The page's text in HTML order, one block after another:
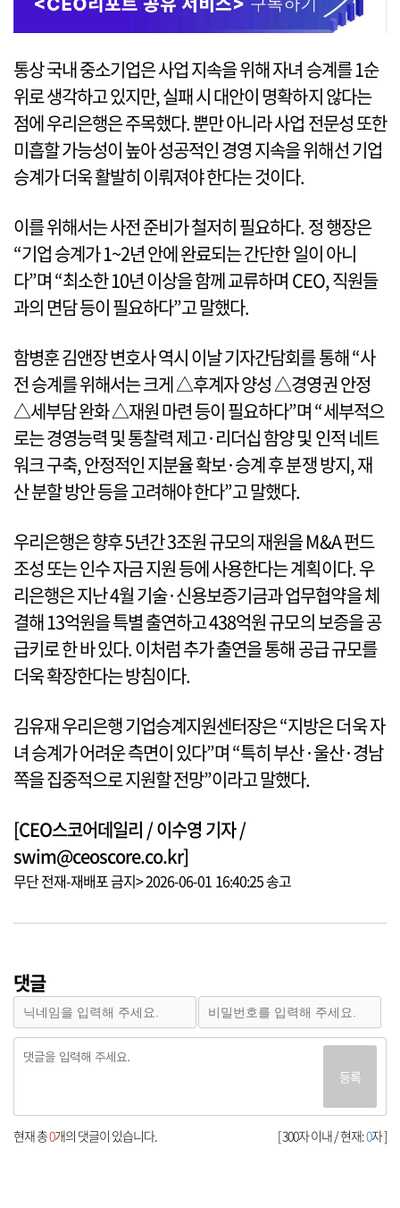
통상 국내 중소기업은 사업 지속을 위해 자녀 승계를 1순
위로 생각하고 있지만, 실패 시 대안이 명확하지 않다는
점에 우리은행은 주목했다. 뿐만 아니라 사업 전문성 또한
미흡할 가능성이 높아 성공적인 경영 지속을 위해선 기업
승계가 더욱 활발히 이뤄져야 한다는 것이다.
이를 위해서는 사전 준비가 철저히 필요하다. 정 행장은
“기업 승계가 1~2년 안에 완료되는 간단한 일이 아니
다”며 “최소한 10년 이상을 함께 교류하며 CEO, 직원들
과의 면담 등이 필요하다”고 말했다.
함병훈 김앤장 변호사 역시 이날 기자간담회를 통해 “사
전 승계를 위해서는 크게 △후계자 양성 △경영권 안정
△세부담 완화 △재원 마련 등이 필요하다”며 “세부적으
로는 경영능력 및 통찰력 제고·리더십 함양 및 인적 네트
워크 구축, 안정적인 지분율 확보·승계 후 분쟁 방지, 재
산 분할 방안 등을 고려해야 한다”고 말했다.
우리은행은 향후 5년간 3조원 규모의 재원을 M&A 펀드
조성 또는 인수 자금 지원 등에 사용한다는 계획이다. 우
리은행은 지난 4월 기술·신용보증기금과 업무협약을 체
결해 13억원을 특별 출연하고 438억원 규모의 보증을 공
급키로 한 바 있다. 이처럼 추가 출연을 통해 공급 규모를
더욱 확장한다는 방침이다.
김유재 우리은행 기업승계지원센터장은 “지방은 더욱 자
녀 승계가 어려운 측면이 있다”며 “특히 부산·울산·경남
쪽을 집중적으로 지원할 전망”이라고 말했다.
[CEO스코어데일리 / 이수영 기자 /
swim@ceoscore.co.kr]
무단 전재-재배포 금지> 2026-06-01 16:40:25 송고
댓글
등록
[ 300자 이내 / 현재:0자 ]
현재 총0개의 댓글이 있습니다.